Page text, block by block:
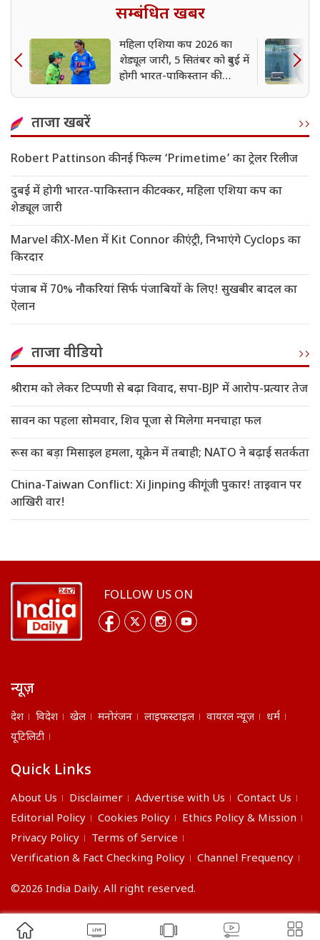
सम्बंधित खबर
महिला एशिया कप 2026 का
शेड्यूल जारी, 5 सितंबर को दुबई में
होगी भारत-पाकिस्तान की
ताजा खबरें
Robert Pattinson की नई फिल्म ‘Primetime’ का ट्रेलर रिलीज
दुबई में होगी भारत-पाकिस्तान की टक्कर, महिला एशिया कप का
शेड्यूल जारी
Marvel की X-Men में Kit Connor की एंट्री, निभाएंगे Cyclops का
किरदार
पंजाब में 70% नौकरियां सिर्फ पंजाबियों के लिए! सुखबीर बादल का
ऐलान
ताजा वीडियो
श्रीराम को लेकर टिप्पणी से बढ़ा विवाद, सपा-BJP में आरोप-प्रत्यार तेज
सावन का पहला सोमवार, शिव पूजा से मिलेगा मनचाहा फल
रूस का बड़ा मिसाइल हमला, यूक्रेन में तबाही; NATO ने बढ़ाई सतर्कता
China-Taiwan Conflict: Xi Jinping की गूंजी पुकार! ताइवान पर
आखिरी वार!
FOLLOW US ON
न्यूज़
देश विदेश खेल मनोरंजन लाइफस्टाइल वायरल न्यूज़
धर्म
यूटिलिटी
Quick Links
About Us Disclaimer Advertise with Us
Contact Us
Editorial Policy
Cookies Policy
Ethics Policy & Mission
Privacy Policy
Terms of Service
Verification & Fact Checking Policy
Channel Frequency
©2026 India Daily. All right reserved.